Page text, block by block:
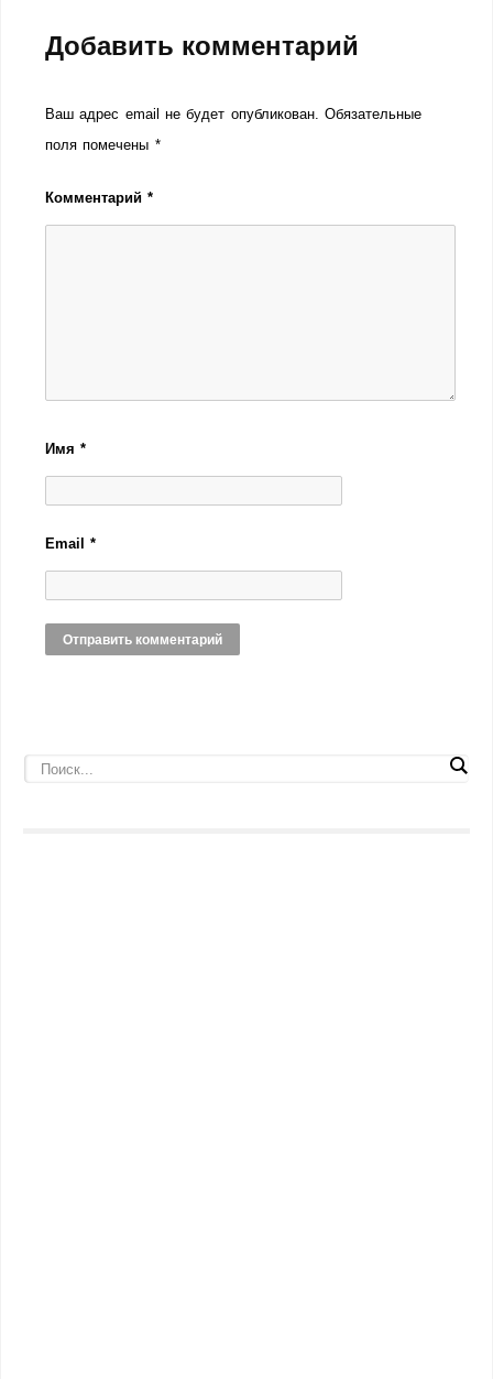
Добавить комментарий
Ваш адрес email не будет опубликован. Обязательные
поля помечены *
Комментарий*
Имя*
Email*